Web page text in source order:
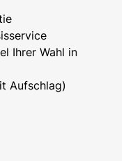
Ihrer Wahl in
Aufschlag)